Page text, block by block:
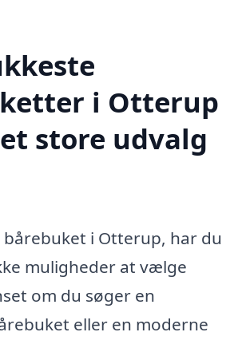
i Otterup
store udvalg
bårebuket i Otterup, har du
muligheder at vælge
om du søger en
eller en moderne